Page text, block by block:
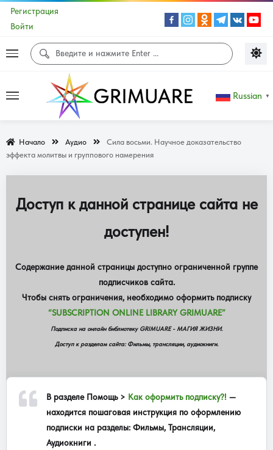
Регистрация
Войти
Russian ▼
Начало Аудио
Сила восьми. Научное доказательство
эффекта молитвы и группового намерения
Доступ к данной странице сайта не
доступен!
Содержание данной страницы доступно ограниченной группе
подписчиков сайта.
Чтобы снять ограничения, необходимо оформить подписку
“SUBSCRIPTION ONLINE LIBRARY GRIMUARE”
Подписка на онлайн библиотеку GRIMUARE - МАГИЯ ЖИЗНИ.
Доступ к разделам сайта: Фильмы, трансляции, аудиокниги.
В разделе Помощь > Как оформить подписку?! —
находится пошаговая инструкция по оформлению
подписки на разделы: Фильмы, Трансляции,
Аудиокниги .